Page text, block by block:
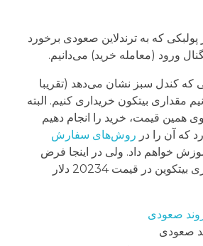
که به ترندلاین صعودی برخورد
ورود (معامله خرید) می‌دانیم.
که کندل سبز نشان می‌دهد (تقریبا
مقداری بیتکون خریداری کنیم. البته
روی همین قیمت، خرید را انجام دهیم
که آن را در روش‌های سفارش
خواهم داد. ولی در اینجا فرض
می‌کنیم که ما مقداری بیتکوین در قیمت 20234 دلار
صعودی